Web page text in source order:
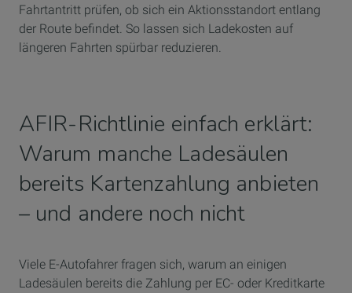
Fahrtantritt prüfen, ob sich ein Aktionsstandort entlang
der Route befindet. So lassen sich Ladekosten auf
längeren Fahrten spürbar reduzieren.
AFIR-Richtlinie einfach erklärt:
Warum manche Ladesäulen
bereits Kartenzahlung anbieten
– und andere noch nicht
Viele E-Autofahrer fragen sich, warum an einigen
Ladesäulen bereits die Zahlung per EC- oder Kreditkarte